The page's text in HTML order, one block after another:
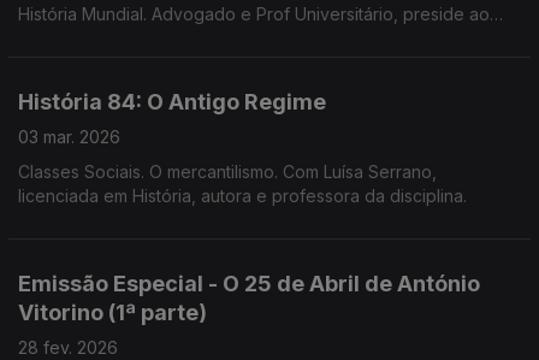
História Mundial. Advogado e Prof Universitário, preside ao
História 84: O Antigo Regime
03 mar. 2026
Classes Sociais. O mercantilismo. Com Luísa Serrano,
licenciada em História, autora e professora da disciplina.
Emissão Especial - O 25 de Abril de António
Vitorino (1ª parte)
28 fev. 2026